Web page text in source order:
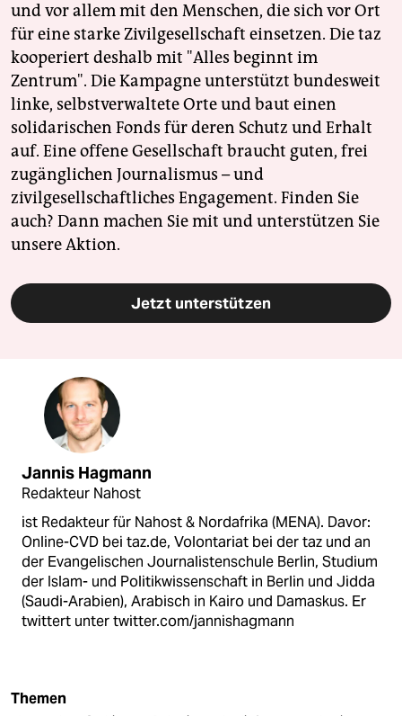
und vor allem mit den Menschen, die sich vor Ort
für eine starke Zivilgesellschaft einsetzen. Die taz
kooperiert deshalb mit "Alles beginnt im
Zentrum". Die Kampagne unterstützt bundesweit
linke, selbstverwaltete Orte und baut einen
solidarischen Fonds für deren Schutz und Erhalt
auf. Eine offene Gesellschaft braucht guten, frei
zugänglichen Journalismus – und
zivilgesellschaftliches Engagement. Finden Sie
auch? Dann machen Sie mit und unterstützen Sie
unsere Aktion.
Jetzt unterstützen
Jannis Hagmann
Redakteur Nahost
ist Redakteur für Nahost & Nordafrika (MENA). Davor:
Online-CVD bei taz.de, Volontariat bei der taz und an
der Evangelischen Journalistenschule Berlin, Studium
der Islam- und Politikwissenschaft in Berlin und Jidda
(Saudi-Arabien), Arabisch in Kairo und Damaskus. Er
twittert unter twitter.com/jannishagmann
Themen